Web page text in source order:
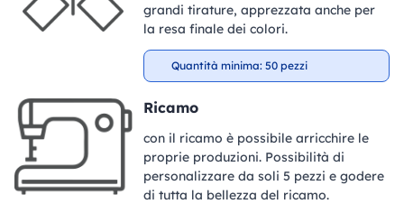
grandi tirature, apprezzata anche per
la resa finale dei colori.
Quantità minima: 50 pezzi
Ricamo
con il ricamo è possibile arricchire le
proprie produzioni. Possibilità di
personalizzare da soli 5 pezzi e godere
di tutta la bellezza del ricamo.